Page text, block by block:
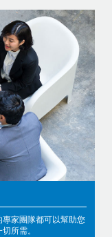
家團隊都可以幫助您
所需。